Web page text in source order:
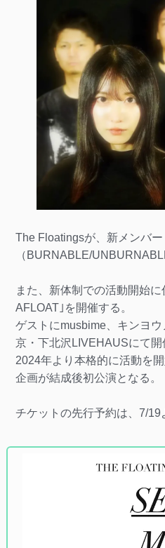
The Floatingsが、新メンバー
（BURNABLE/
また、新体制での活動開始
AFLOAT｣を開催する。
ゲストにmusbime、キンヨ
京・下北沢LIVEHAUSにて開
2024年より本格的に活動を
企画が結成後初公演となる。
チケットの先行予約は、7/19